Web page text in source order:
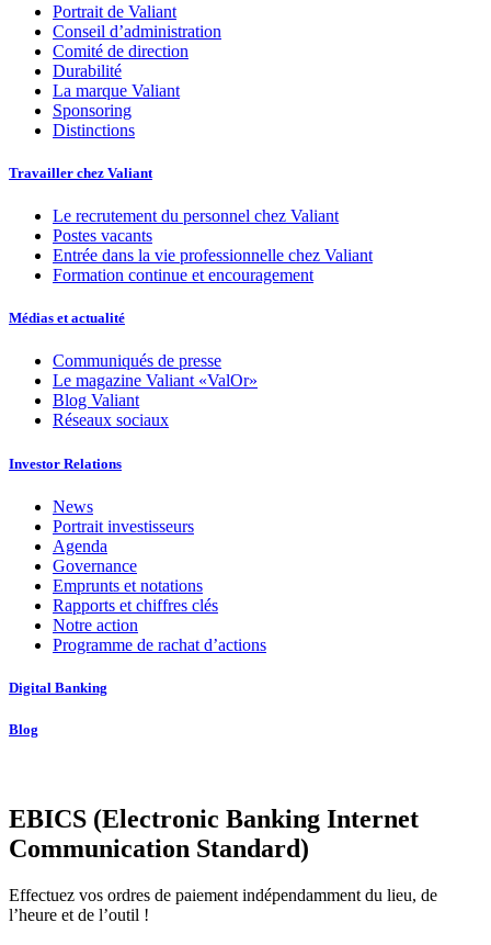
Portrait de Valiant
Conseil d’administration
Comité de direction
Durabilité
La marque Valiant
Sponsoring
Distinctions
Travailler chez Valiant
Le recrutement du personnel chez Valiant
Postes vacants
Entrée dans la vie professionnelle chez Valiant
Formation continue et encouragement
Médias et actualité
Communiqués de presse
Le magazine Valiant «ValOr»
Blog Valiant
Réseaux sociaux
Investor Relations
News
Portrait investisseurs
Agenda
Governance
Emprunts et notations
Rapports et chiffres clés
Notre action
Programme de rachat d’actions
Digital Banking
Blog
EBICS (Electronic Banking Internet
Communication Standard)
Effectuez vos ordres de paiement indépendamment du lieu, de
l’heure et de l’outil !